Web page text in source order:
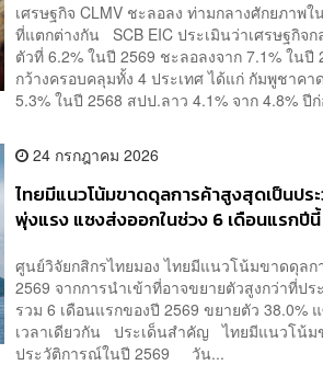
เศรษฐกิจ CLMV ชะลอลง ท่ามกลางศักยภาพ
ที่แตกต่างกัน SCB EIC ประเมินว่าเศรษฐกิจ
ตัวที่ 6.2% ในปี 2569 ชะลอลงจาก 7.1% ในปี
กว้างครอบคลุมทั้ง 4 ประเทศ ได้แก่ กัมพูชาค
5.3% ในปี 2568 สปป.ลาว 4.1% จาก 4.8% ปี
24 กรกฎาคม 2026
ไทยมีแนวโน้มขาดดุลการค้าสูงสุดเป็นปร
พุ่งแรง แซงส่งออกในช่วง 6 เดือนแรกปีนี้
ศูนย์วิจัยกสิกรไทยมอง ไทยมีแนวโน้มขาดดุล
2569 จากการนำเข้าที่อาจขยายตัวสูงกว่าที่ป
รวม 6 เดือนแรกของปี 2569 ขยายตัว 38.0%
เวลาเดียวกัน ประเด็นสำคัญ ไทยมีแนวโน้ม
ประวัติการณ์ในปี 2569 วัน...